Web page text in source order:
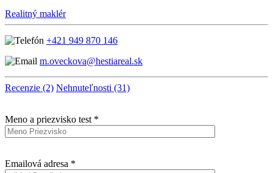
Realitný maklér
+421 949 870 146
m.oveckova@hestiareal.sk
Recenzie (2) Nehnuteľnosti (31)
Meno a priezvisko test *
Emailová adresa *